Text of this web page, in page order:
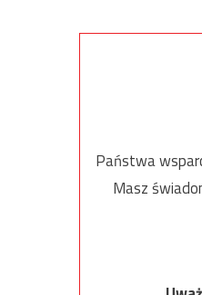
Państwa
Masz